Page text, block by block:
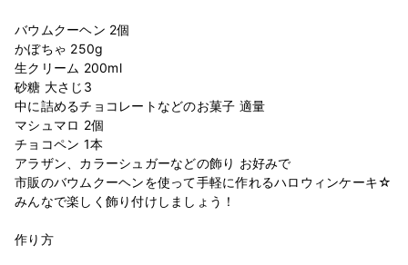
バウムクーヘン 2個
かぼちゃ 250g
生クリーム 200ml
砂糖 大さじ3
中に詰めるチョコレートなどのお菓子 適量
マシュマロ 2個
チョコペン 1本
アラザン、カラーシュガーなどの飾り お好みで
市販のバウムクーヘンを使って手軽に作れるハロウィンケーキ☆
みんなで楽しく飾り付けしましょう！
作り方